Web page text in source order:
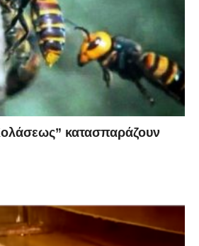
κατασπαράζουν